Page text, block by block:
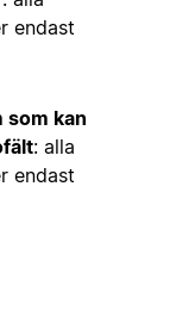
endast
som kan
: alla
endast